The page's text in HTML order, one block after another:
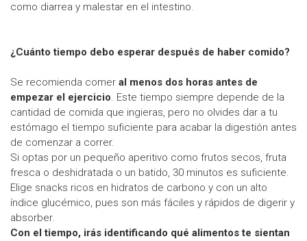
como diarrea y malestar en el intestino.
¿Cuánto tiempo debo esperar después de haber comido?
Se recomienda comer al menos dos horas antes de
empezar el ejercicio. Este tiempo siempre depende de la
cantidad de comida que ingieras, pero no olvides dar a tu
estómago el tiempo suficiente para acabar la digestión antes
de comenzar a correr.
Si optas por un pequeño aperitivo como frutos secos, fruta
fresca o deshidratada o un batido, 30 minutos es suficiente.
Elige snacks ricos en hidratos de carbono y con un alto
índice glucémico, pues son más fáciles y rápidos de digerir y
absorber.
Con el tiempo, irás identificando qué alimentos te sientan